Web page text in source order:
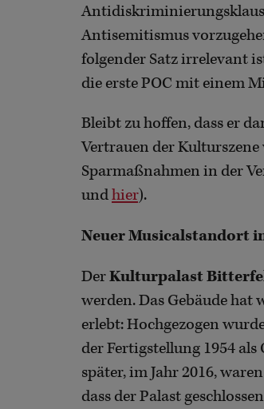
Antisemitismus
folgender Satz irrelevant
die erste POC mit einem
Bleibt zu hoffen, dass er
Vertrauen der
Sparmaßnahmen in der
undhier).
Neuer Musicalstandort
DerKulturpalast
werden. Das Gebäude
erlebt: Hochgezogen
der Fertigstellung 1954
später, im Jahr 2016,
dass der Palast